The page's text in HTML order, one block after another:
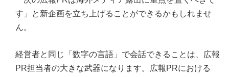
す」と新企画を立ち上げることができるかもしれませ
ん。
経営者と同じ「数字の言語」で会話できることは、広報
PR担当者の大きな武器になります。広報PRにおける